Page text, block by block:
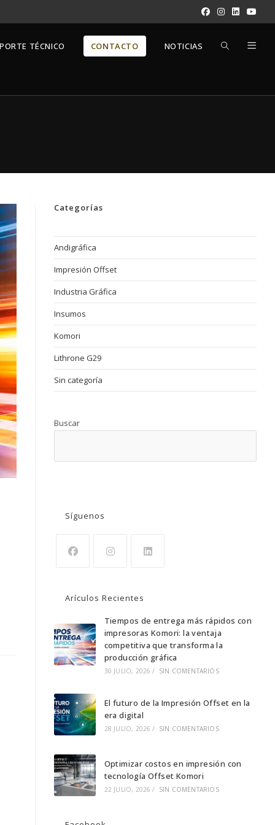
TÉCNICO CONTACTO NOTICIAS ALTERNAR
Categorías
Andigráfica
Impresión Offset
Industria Gráfica
Insumos
Komori
Lithrone G29
Sin categoría
Buscar
Síguenos
una
nueva
pestaña
una
nueva
pestaña
una
nueva
pestaña
Arículos Recientes
Tiempos de entrega más rápidos con
impresoras Komori: la ventaja
competitiva que transforma la
producción gráfica
30 JULIO, 2026 / SIN COMENTARIOS
El futuro de la Impresión Offset en la
era digital
28 JULIO, 2026 / SIN COMENTARIOS
Optimizar costos en impresión con
tecnología Offset Komori
22 JULIO, 2026 / SIN COMENTARIOS